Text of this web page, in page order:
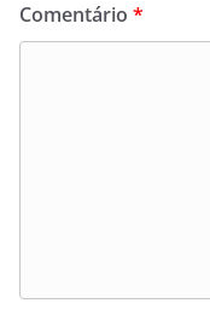
Comentário *